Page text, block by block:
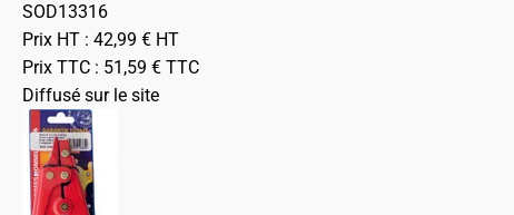
SOD13316
Prix HT : 42,99 € HT
Prix TTC : 51,59 € TTC
Diffusé sur le site